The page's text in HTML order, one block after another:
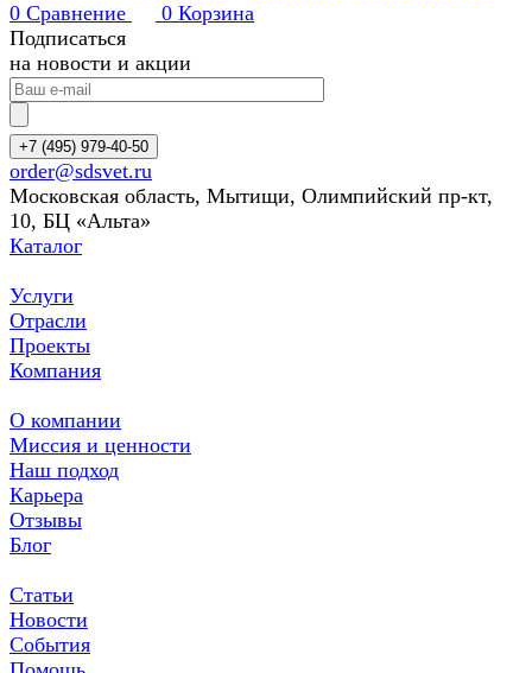
0 Сравнение 0 Корзина
Подписаться
на новости и акции
+7 (495) 979-40-50
order@sdsvet.ru
Московская область, Мытищи, Олимпийский пр-кт,
10, БЦ «Альта»
Каталог
Услуги
Отрасли
Проекты
Компания
О компании
Миссия и ценности
Наш подход
Карьера
Отзывы
Блог
Статьи
Новости
События